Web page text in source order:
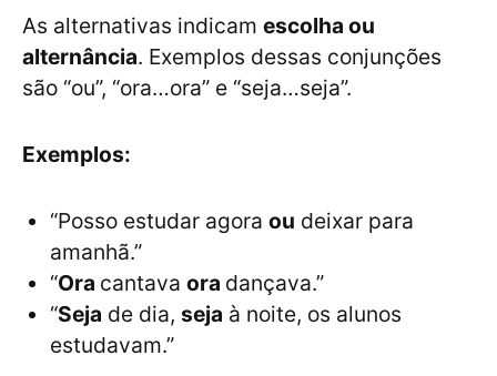
As alternativas indicam escolha ou
alternância. Exemplos dessas conjunções
são “ou”, “ora…ora” e “seja…seja”.
Exemplos:
“Posso estudar agora ou deixar para
amanhã.”
“Ora cantava ora dançava.”
“Seja de dia, seja à noite, os alunos
estudavam.”